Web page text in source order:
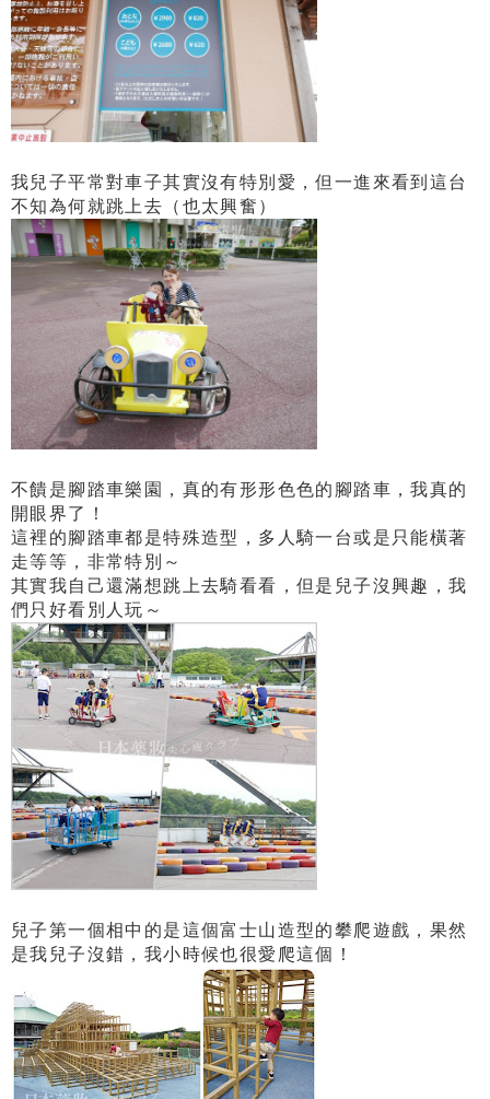
我兒子平常對車子其實沒有特別愛，但一進來看到這台
不知為何就跳上去（也太興奮）
不饋是腳踏車樂園，真的有形形色色的腳踏車，我真的
開眼界了！
這裡的腳踏車都是特殊造型，多人騎一台或是只能橫著
走等等，非常特別～
其實我自己還滿想跳上去騎看看，但是兒子沒興趣，我
們只好看別人玩～
兒子第一個相中的是這個富士山造型的攀爬遊戲，果然
是我兒子沒錯，我小時候也很愛爬這個！